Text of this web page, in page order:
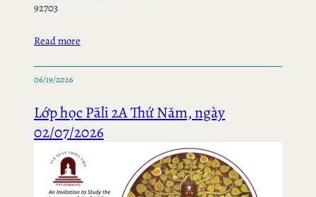
92703
Read more
06/19/2026
Lớp học Pāli 2A Thứ Năm, ngày
02/07/2026